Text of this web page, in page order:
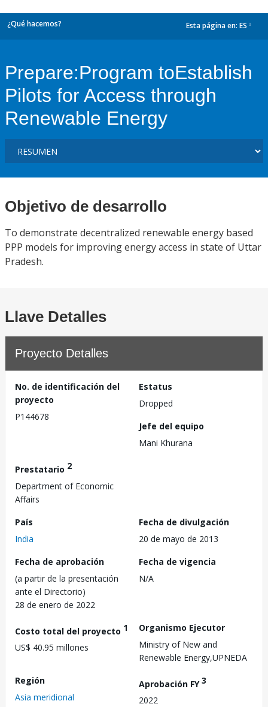
¿Qué hacemos? Esta página en: ES
Prepare:Program toEstablish
Pilots for Access through
Renewable Energy
Objetivo de desarrollo
To demonstrate decentralized renewable energy based
PPP models for improving energy access in state of Uttar
Pradesh.
Llave Detalles
Proyecto Detalles
No. de identificación del
proyecto
P144678
Estatus
Dropped
Jefe del equipo
Mani Khurana
Prestatario 2
Department of Economic
Affairs
País
India
Fecha de divulgación
20 de mayo de 2013
Fecha de aprobación
(a partir de la presentación
ante el Directorio)
28 de enero de 2022
Fecha de vigencia
N/A
Costo total del proyecto 1
US$ 40.95 millones
Organismo Ejecutor
Ministry of New and
Renewable Energy,UPNEDA
Región
Asia meridional
Aprobación FY3
2022